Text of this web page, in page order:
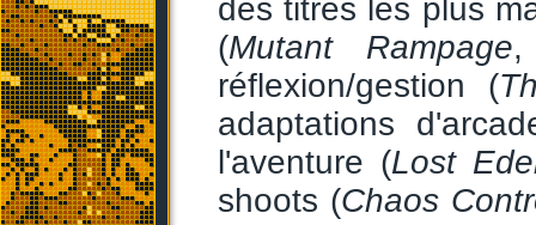
des titres les plus
(Mutant Rampage
réflexion/gestion (
adaptations
l'aventure (Lost
shoots (Chaos